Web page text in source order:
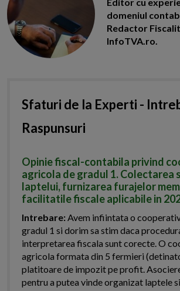
domeniul
Redactor
InfoTVA.ro.
Sfaturi de la Experti -
Raspunsuri
Opinie fiscal-contabila privind
agricola de gradul 1. Colectarea
laptelui, furnizarea furajelor
facilitatile fiscale aplicabile in
Intrebare:Avem infiintata o
gradul 1 si dorim sa stim daca
interpretarea fiscala sunt corecte. O
agricola formata din 5 fermieri
platitoare de impozit pe profit.
pentru a putea vinde organizat laptele